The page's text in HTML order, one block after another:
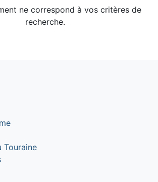
ne correspond à vos critères de
recherche.
Touraine